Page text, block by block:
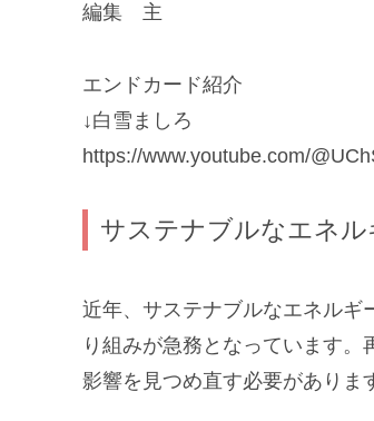
編集 主
エンドカード紹介
↓白雪ましろ
https://www.youtube.com/
サステナブルなエネ
近年、サステナブルなエネルギ
り組みが急務となっています
影響を見つめ直す必要がありま